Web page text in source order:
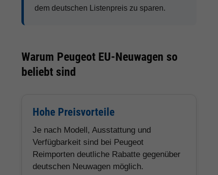
dem deutschen Listenpreis zu sparen.
Warum Peugeot EU-Neuwagen so
beliebt sind
Hohe Preisvorteile
Je nach Modell, Ausstattung und
Verfügbarkeit sind bei Peugeot
Reimporten deutliche Rabatte gegenüber
deutschen Neuwagen möglich.